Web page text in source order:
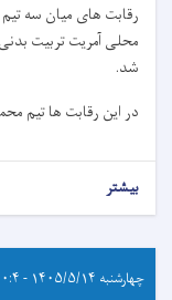
محلی آمریت تربیت
شد.
در این رقابت ها تیم
بیشتر
چهارشنبه ۱۴۰۵/۵/۱۴ - ۱۰:۴